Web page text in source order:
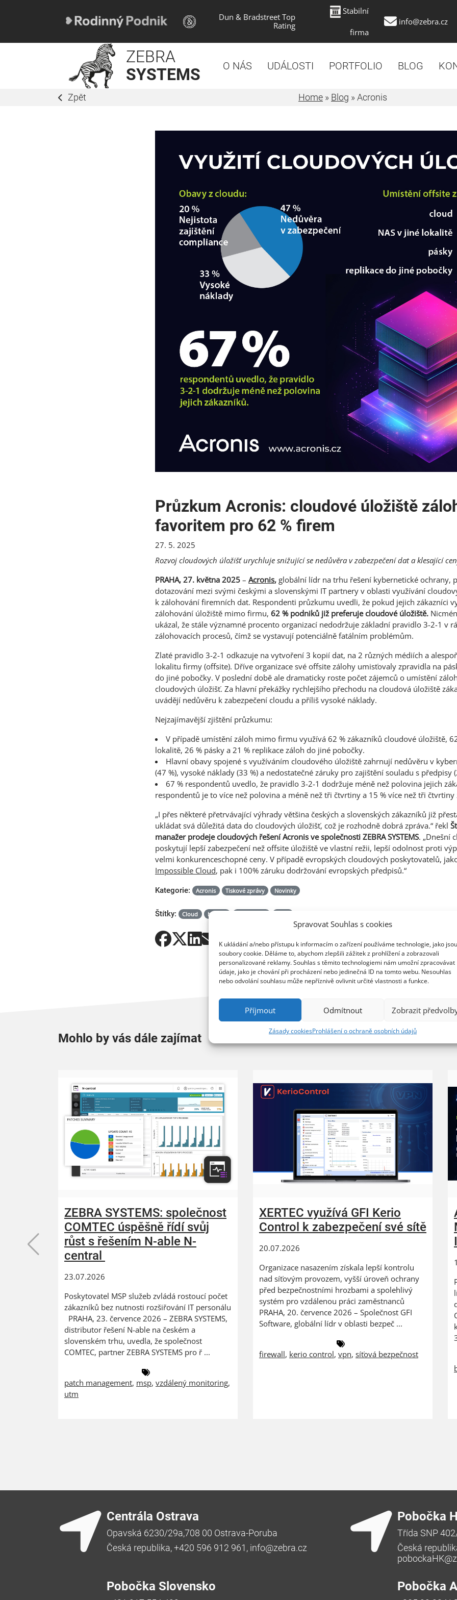
Spravovat Souhlas s cookies
K ukládání a/nebo přístupu k informacím o zařízení používáme technologie, jako jsou
soubory cookie. Děláme to, abychom zlepšili zážitek z prohlížení a zobrazovali
personalizované reklamy. Souhlas s těmito technologiemi nám umožní zpracovávat
údaje, jako je chování při procházení nebo jedinečná ID na tomto webu. Nesouhlas
nebo odvolání souhlasu může nepříznivě ovlivnit určité vlastnosti a funkce.
Příjmout Odmítnout Zobrazit
Zásady cookiesProhlášení o ochraně osobních údajů
Dun & Bradstreet Top
Rating
Stabilní
firma
info@zebra.cz
ZEBRA
SYSTEMS
O NÁS UDÁLOSTI PORTFOLIO BLOG
Zpět Home » Blog »Acronis
Průzkum Acronis: cloudové úložiště
favoritem pro 62 % firem
27. 5. 2025
Rozvoj cloudových úložišť urychluje snižující se nedůvěra v zabezpečení dat a klesající
PRAHA, 27. května 2025 – Acronis, globální lídr na trhu řešení kybernetické ochrany,
dotazování mezi svými českými a slovenskými IT partnery v oblasti využívání
k zálohování firemních dat. Respondenti průzkumu uvedli, že pokud jejich zákazníci
zálohování úložiště mimo firmu, 62 % podniků již preferuje cloudové úložiště.
ukázal, že stále významné procento organizací nedodržuje základní pravidlo 3-2-1 v
zálohovacích procesů, čímž se vystavují potenciálně fatálním problémům.
Zlaté pravidlo 3-2-1 odkazuje na vytvoření 3 kopií dat, na 2 různých médiích a
lokalitu firmy (offsite). Dříve organizace své offsite zálohy umisťovaly zpravidla na
do jiné pobočky. V poslední době ale dramaticky roste počet zájemců o umístění
cloudových úložišť. Za hlavní překážky rychlejšího přechodu na cloudová úložiště
uvádějí nedůvěru k zabezpečení cloudu a příliš vysoké náklady.
Nejzajímavější zjištění průzkumu:
V případě umístění záloh mimo firmu využívá 62 % zákazníků cloudové úložiště,
lokalitě, 26 % pásky a 21 % replikace záloh do jiné pobočky.
Hlavní obavy spojené s využíváním cloudového úložiště zahrnují nedůvěru v
(47 %), vysoké náklady (33 %) a nedostatečné záruky pro zajištění souladu s předpisy
67 % respondentů uvedlo, že pravidlo 3-2-1 dodržuje méně než polovina jejich
respondentů je to více než polovina a méně než tři čtvrtiny a 15 % více než tři čtvrtiny
„I přes některé přetrvávající výhrady většina českých a slovenských zákazníků již
ukládat svá důležitá data do cloudových úložišť, což je rozhodně dobrá zpráva.“ řekl
manažer prodeje cloudových řešení Acronis ve společnosti ZEBRA SYSTEMS. „Dnešní
poskytují lepší zabezpečení než offsite úložiště ve vlastní režii, lepší odolnost proti
velmi konkurenceschopné ceny. V případě evropských cloudových poskytovatelů,
Impossible Cloud, pak i 100% záruku dodržování evropských předpisů.“
Kategorie: Acronis Tiskové zprávy Novinky
Štítky: Cloud backup
Mohlo by vás dále zajímat
ZEBRA SYSTEMS: společnost
COMTEC úspěšně řídí svůj
růst s řešením N-able N-
central
23.07.2026
Poskytovatel MSP služeb zvládá rostoucí počet
zákazníků bez nutnosti rozšiřování IT personálu
PRAHA, 23. července 2026 – ZEBRA SYSTEMS,
distributor řešení N-able na českém a
slovenském trhu, uvedla, že společnost
COMTEC, partner ZEBRA SYSTEMS pro ř ...
patch management, msp, vzdálený monitoring,
utm
XERTEC využívá GFI Kerio
Control k zabezpečení své sítě
20.07.2026
Organizace nasazením získala lepší kontrolu
nad síťovým provozem, vyšší úroveň ochrany
před bezpečnostními hrozbami a spolehlivý
systém pro vzdálenou práci zaměstnanců
PRAHA, 20. července 2026 – Společnost GFI
Software, globální lídr v oblasti bezpeč ...
firewall, kerio control, vpn, síťová bezpečnost
Centrála Ostrava
Opavská 6230/29a,708 00 Ostrava-Poruba
Česká republika, +420 596 912 961, info@zebra.cz
Pobočka
Třída SNP
Česká
Pobočka Slovensko Pobočka